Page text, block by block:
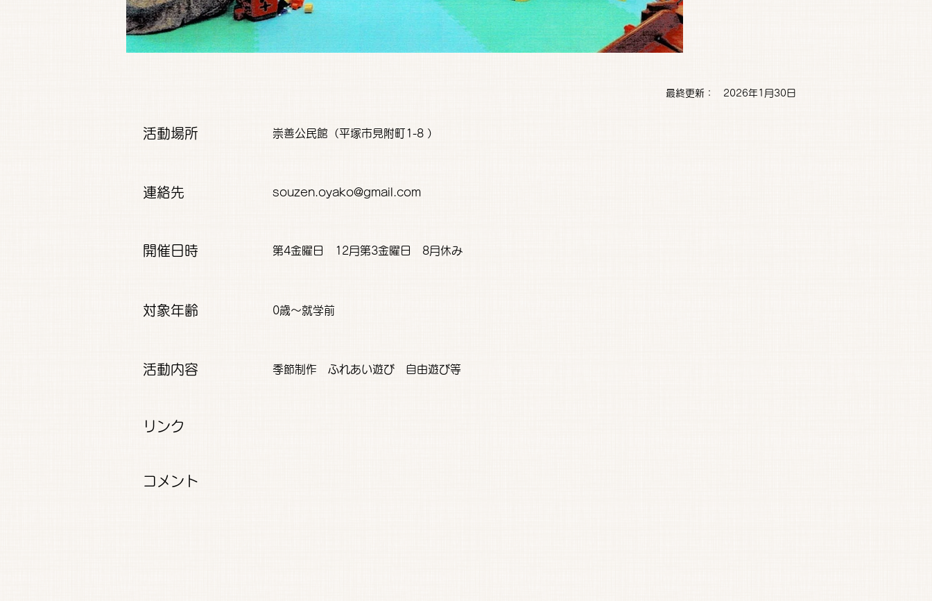
最終更新： 2026年1月30日
活動場所 崇善公民館（平塚市見附町1-8 ）
連絡先 souzen.oyako@gmail.com
開催日時 第4金曜日 12月第3金曜日 8月休み
対象年齢 0歳～就学前
活動内容 季節制作 ふれあい遊び 自由遊び等
リンク
コメント